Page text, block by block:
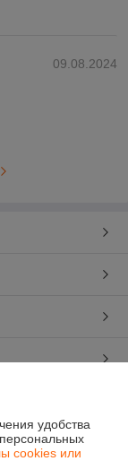
09.08.2024
удобства
cookies или